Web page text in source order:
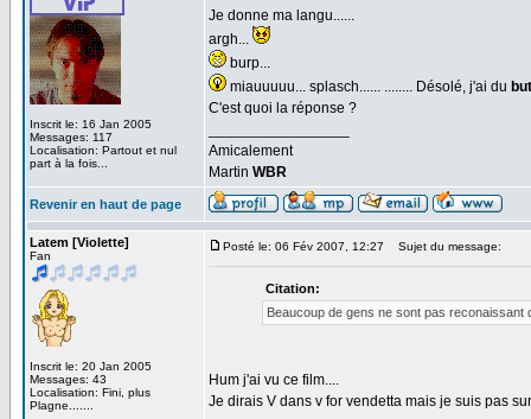
Inscrit le: 16 Jan 2005
Messages: 117
Localisation: Partout et nul
part à la fois...
Je donne ma langu......
argh...
burp...
miauuuuu... splasch...... ........ Désolé, j'ai du
C'est quoi la réponse ?
Amicalement
Martin WBR
Revenir en haut de page
Latem [Violette]
Fan
Inscrit le: 20 Jan 2005
Messages: 43
Localisation: Fini, plus
Plagne.......
Posté le: 06 Fév 2007, 12:27 Sujet du message:
Citation:
Beaucoup de gens ne sont pas
Hum j'ai vu ce film....
Je dirais V dans v for vendetta mais je suis pas